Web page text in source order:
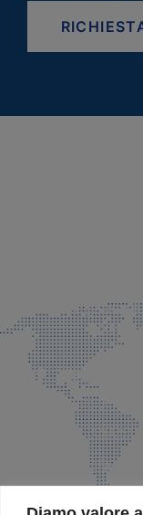
info@faeg.it
Via Padre
035 525015
035 335037
info@faeg.it